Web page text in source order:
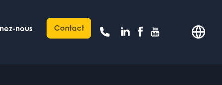
nous Contact